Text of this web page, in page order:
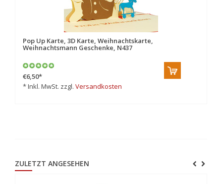
Pop Up Karte, 3D Karte, Weihnachtskarte,
Weihnachtsmann Geschenke, N437
€6,50*
* Inkl. MwSt. zzgl. Versandkosten
ZULETZT ANGESEHEN